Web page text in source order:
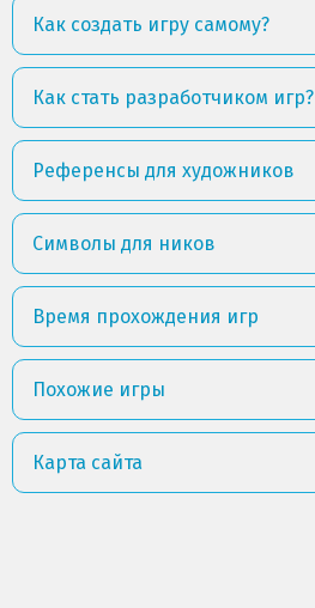
Как создать игру самому?
Как стать разработчиком игр?
Референсы для художников
Символы для ников
Время прохождения игр
Похожие игры
Карта сайта